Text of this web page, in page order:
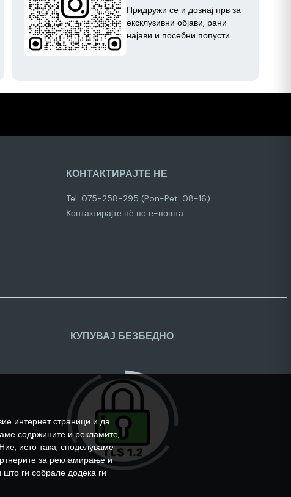
Придружи се и дознај прв за
ексклузивни објави, рани
најави и посебни попусти.
КОНТАКТИРАЈТЕ НЕ
Tel. 075-258-295 (Pon-Pet: 08-16)
Контактирајте нѐ по е-пошта
КУПУВАЈ БЕЗБЕДНО
интернет страници и да
содржините и рекламите,
исто така, споделуваме
за рекламирање и
ги собрале додека ги